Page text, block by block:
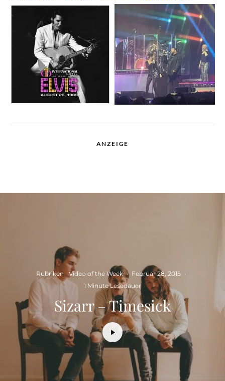
ANZEIGE
Rubriken Video of the Week · Februar 28, 2015 ·
1 Minute Lesedauer
Sizarr – Timesick